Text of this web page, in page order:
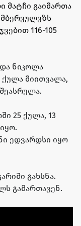
მატჩი გაიმართა
116-105
ნიკოლა
ქულა მიითვალა,
25 ქულა, 13
ედვარდსი იყო
გახსნა.
გამართავენ.